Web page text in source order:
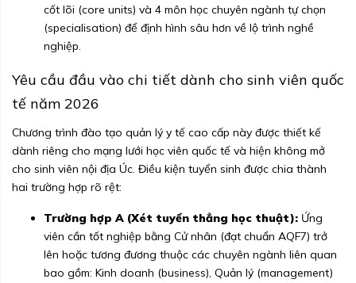
cốt lõi (core units) và 4 môn học chuyên ngành tự chọn
(specialisation) để định hình sâu hơn về lộ trình nghề
nghiệp.
Yêu cầu đầu vào chi tiết dành cho sinh viên quốc
tế năm 2026
Chương trình đào tạo quản lý y tế cao cấp này được thiết kế
dành riêng cho mạng lưới học viên quốc tế và hiện không mở
cho sinh viên nội địa Úc. Điều kiện tuyển sinh được chia thành
hai trường hợp rõ rệt:
Trường hợp A (Xét tuyển thẳng học thuật): Ứng
viên cần tốt nghiệp bằng Cử nhân (đạt chuẩn AQF7) trở
lên hoặc tương đương thuộc các chuyên ngành liên quan
bao gồm: Kinh doanh (business), Quản lý (management)